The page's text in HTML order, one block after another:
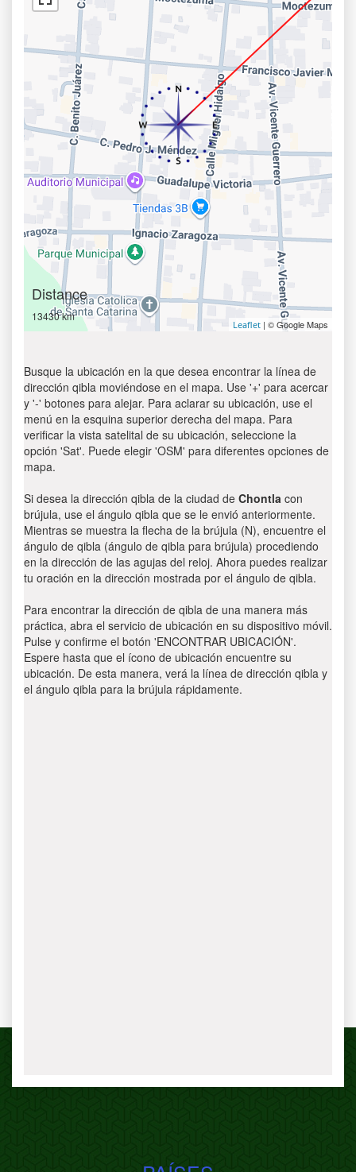
Distance
13430 km
Leaflet | © Google Maps
Busque la ubicación en la que desea encontrar la línea de
dirección qibla moviéndose en el mapa. Use '+' para acercar
y '-' botones para alejar. Para aclarar su ubicación, use el
menú en la esquina superior derecha del mapa. Para
verificar la vista satelital de su ubicación, seleccione la
opción 'Sat'. Puede elegir 'OSM' para diferentes opciones de
mapa.
Si desea la dirección qibla de la ciudad de Chontla con
brújula, use el ángulo qibla que se le envió anteriormente.
Mientras se muestra la flecha de la brújula (N), encuentre el
ángulo de qibla (ángulo de qibla para brújula) procediendo
en la dirección de las agujas del reloj. Ahora puedes realizar
tu oración en la dirección mostrada por el ángulo de qibla.
Para encontrar la dirección de qibla de una manera más
práctica, abra el servicio de ubicación en su dispositivo móvil.
Pulse y confirme el botón 'ENCONTRAR UBICACIÓN'.
Espere hasta que el ícono de ubicación encuentre su
ubicación. De esta manera, verá la línea de dirección qibla y
el ángulo qibla para la brújula rápidamente.